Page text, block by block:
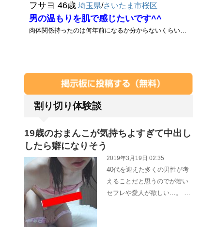
フサヨ 46歳 埼玉県/さいたま市桜区
男の温もりを肌で感じたいです^^
肉体関係持ったのは何年前になるか分からないくらい遠い昔の話しなので男を思い出したいです^^
割り切り体験談
19歳のおまんこが気持ちよすぎて中出し
したら癖になりそう
2019年3月19日 02:35
40代を迎えた多くの男性が考
えることだと思うのでが若い
セフレや愛人が欲しい…。 …